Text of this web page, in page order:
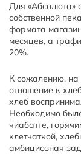
Для «Абсолюта»
собственной
формата
месяцев, а
20%.
К сожалению, на
отношение к
хлеб
Необходимо
чиабатте,
клетчаткой,
амбициозная